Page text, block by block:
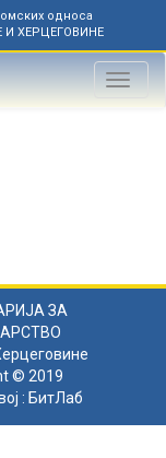
односа
И ХЕРЦЕГОВИНЕ
Toggle
ЗА
© 2019
: БитЛаб